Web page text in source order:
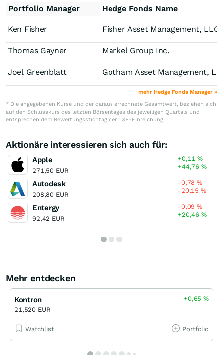
Portfolio Manager
Hedge Fonds Name
Ken Fisher Fisher Asset Management, LLC
Thomas Gayner Markel Group Inc.
Joel Greenblatt Gotham Asset Management,
mehr Hedge Fonds Manager »
* Die angegebenen Kurse und der daraus errechnete Gesamtwert, beziehen sich
auf den Schlusskurs des letzten Börsentages des jeweiligen Quartals und
entsprechen dem Bewertungsstichtag der 13F-Einreichung.
Aktionäre interessieren sich auch für:
Apple
271,50 EUR
+0,11%
+44,76%
Autodesk
208,80 EUR
-0,78%
-20,15%
Entergy
92,42 EUR
-0,09%
+20,46%
Mehr entdecken
Kontron
21,520 EUR
+0,65%
Watchlist Portfolio